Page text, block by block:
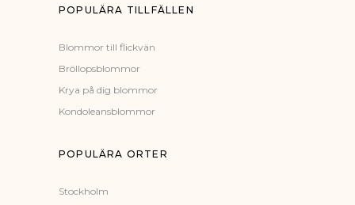
POPULÄRA TILLFÄLLEN
Blommor till flickvän
Bröllopsblommor
Krya på dig blommor
Kondoleansblommor
POPULÄRA ORTER
Stockholm